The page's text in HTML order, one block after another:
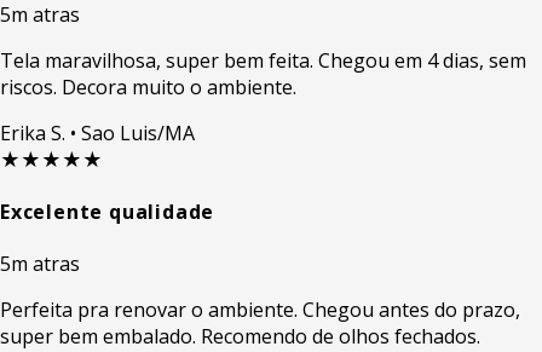
5m atras
Tela maravilhosa, super bem feita. Chegou em 4 dias, sem
riscos. Decora muito o ambiente.
Erika S. • Sao Luis/MA
★★★★★
Excelente qualidade
5m atras
Perfeita pra renovar o ambiente. Chegou antes do prazo,
super bem embalado. Recomendo de olhos fechados.